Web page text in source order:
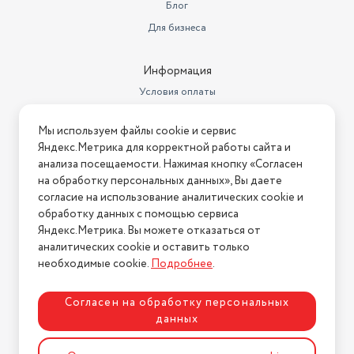
красный
3+
Камаз
пластик
Особенности игрушки
подвижные элементы
Назначение подарка
для ребенка
Размер (ДхШ)
14х26 см
Эффекты
механическое движение
Любимые герои
Блог
Для бизнеса
Информация
Условия оплаты
Условия возврата
Нашли ошибку на сайте? Напишите нам
2026 © Интернет-магазин "АстМаркет". У нас есть всё!
Политика конфиденциальности
Разработка сайтаASTDESIGN
Мы используем файлы cookie и сервис
Яндекс.Метрика для корректной работы сайта и
анализа посещаемости. Нажимая кнопку «Согласен
на обработку персональных данных», Вы даете
согласие на использование аналитических cookie и
обработку данных с помощью сервиса
Яндекс.Метрика. Вы можете отказаться от
аналитических cookie и оставить только
необходимые cookie.Подробнее.
Согласен на обработку персональных
данных